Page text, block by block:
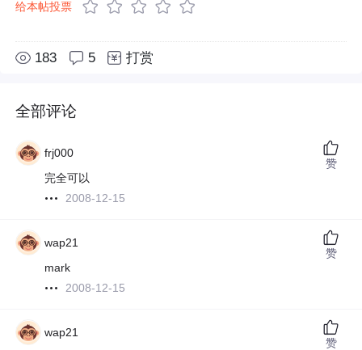
给本帖投票
183 5 打赏
全部评论
frj000
完全可以
2008-12-15
赞
wap21
mark
2008-12-15
赞
wap21
赞